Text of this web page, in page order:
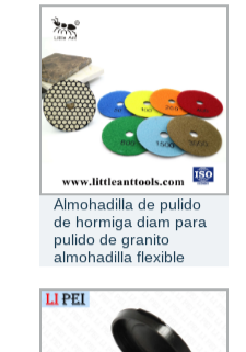
Almohadilla de pulido
de hormiga diam para
pulido de granito
almohadilla flexible